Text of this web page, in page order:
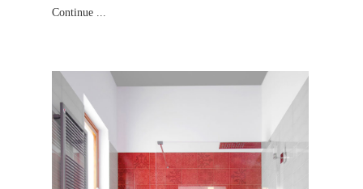
Continue ...